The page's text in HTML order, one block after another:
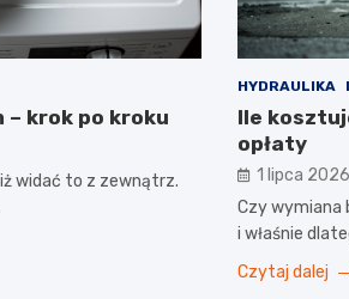
– krok po kroku
widać to z zewnątrz.
HYDRAULIKA
Ile
opłaty
1 lipca 2026
Czy wymiana
i właśnie
Czytaj dalej